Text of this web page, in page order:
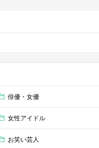
俳優・女優
女性アイドル
お笑い芸人